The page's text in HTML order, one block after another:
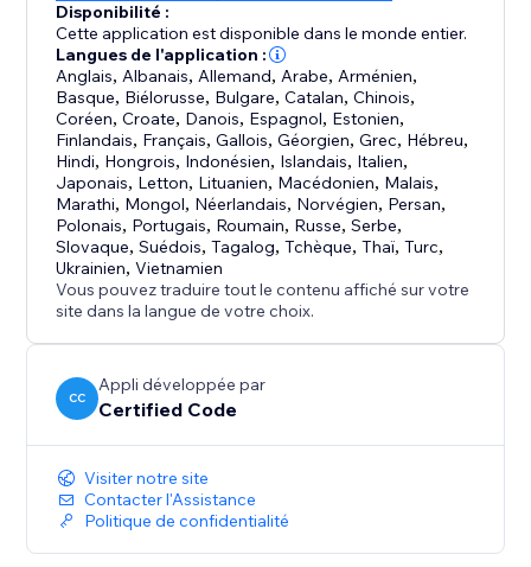
Disponibilité :
Cette application est disponible dans le monde entier.
Langues de l'application :
Anglais, Albanais, Allemand, Arabe, Arménien,
Basque, Biélorusse, Bulgare,Catalan,Chinois,
Coréen,Croate, Danois, Espagnol, Estonien,
Finlandais, Français,Gallois,Géorgien,Grec, Hébreu,
Hindi, Hongrois, Indonésien, Islandais, Italien,
Japonais, Letton, Lituanien, Macédonien, Malais,
Marathi, Mongol, Néerlandais, Norvégien, Persan,
Polonais, Portugais, Roumain, Russe,Serbe,
Slovaque,Suédois,Tagalog,Tchèque,Thaï,Turc,
Ukrainien,Vietnamien
Vous pouvez traduire tout le contenu affiché sur votre
site dans la langue de votre choix.
CC
Appli développée par
Certified Code
Visiter notre site
Contacter l'Assistance
Politique de confidentialité